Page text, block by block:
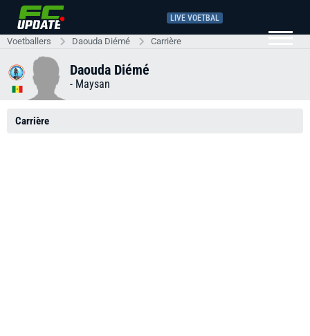
LIVE VOETBAL
Voetballers Daouda Diémé Carrière
Daouda Diémé
- Maysan
Carrière